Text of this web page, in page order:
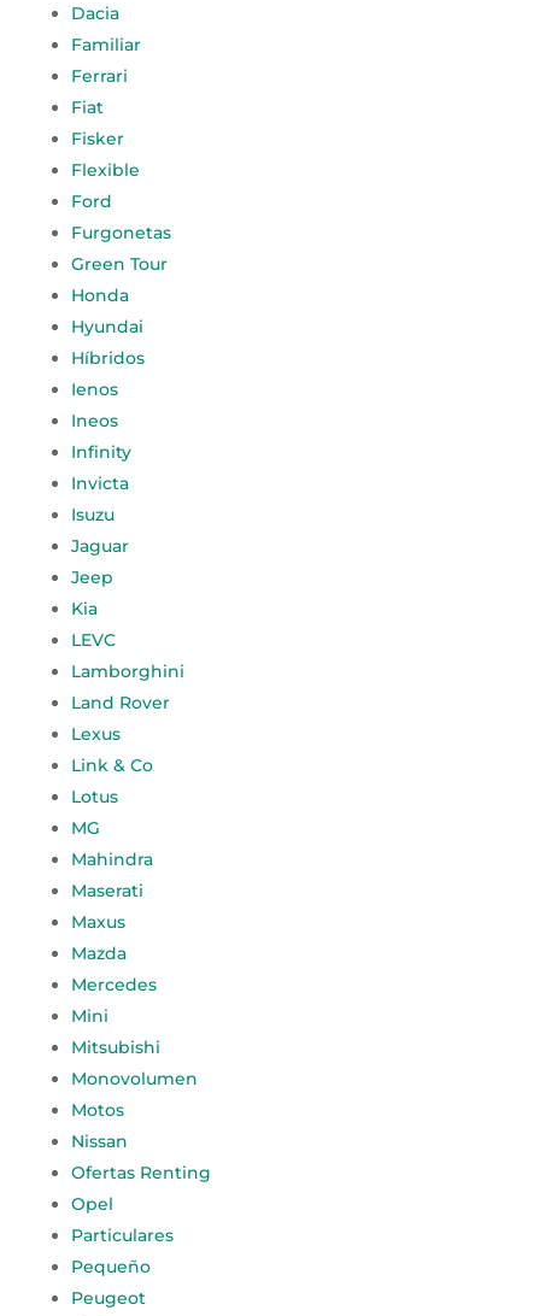
Dacia
Familiar
Ferrari
Fiat
Fisker
Flexible
Ford
Furgonetas
Green Tour
Honda
Hyundai
Híbridos
Ienos
Ineos
Infinity
Invicta
Isuzu
Jaguar
Jeep
Kia
LEVC
Lamborghini
Land Rover
Lexus
Link & Co
Lotus
MG
Mahindra
Maserati
Maxus
Mazda
Mercedes
Mini
Mitsubishi
Monovolumen
Motos
Nissan
Ofertas Renting
Opel
Particulares
Pequeño
Peugeot